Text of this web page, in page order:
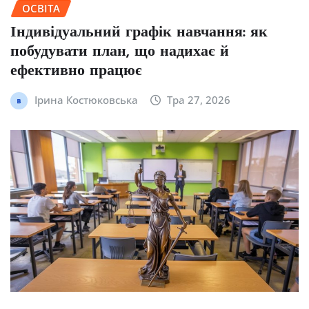
ОСВІТА
Індивідуальний графік навчання: як
побудувати план, що надихає й
ефективно працює
Ірина Костюковська Тра 27, 2026